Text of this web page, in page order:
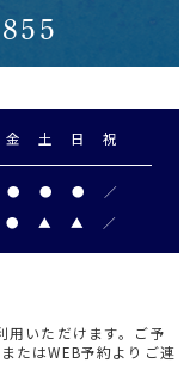
金 土 日 祝
● ● ● ／
● ▲ ▲ ／
用いただけます。ご予
たはWEB予約よりご連